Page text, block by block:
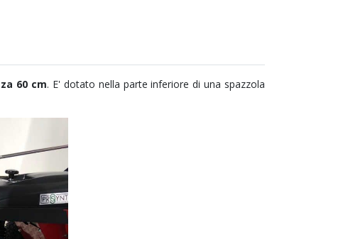
60 cm. E' dotato nella parte inferiore di una spazzola